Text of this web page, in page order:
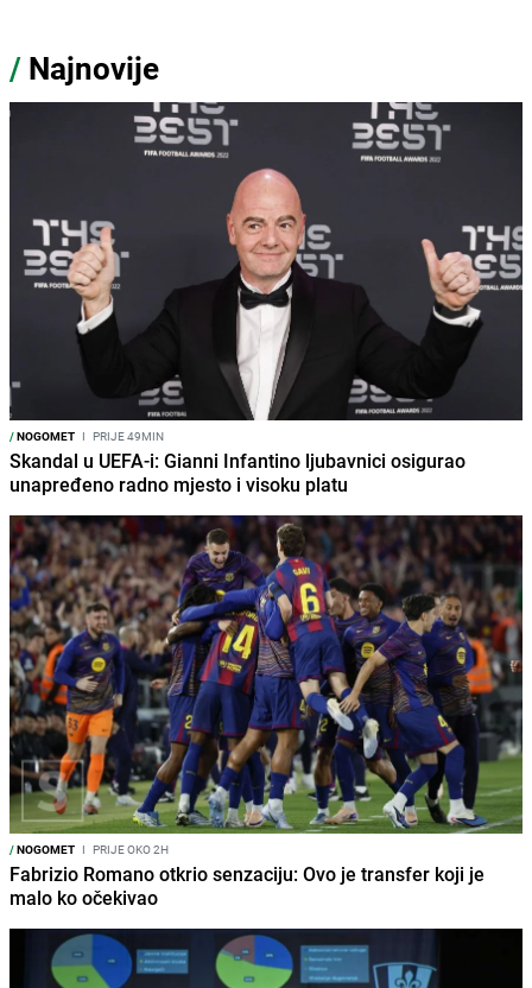
/ Najnovije
/NOGOMET I PRIJE 49MIN
Skandal u UEFA-i: Gianni Infantino ljubavnici osigurao
unapređeno radno mjesto i visoku platu
/NOGOMET I PRIJE OKO 2H
Fabrizio Romano otkrio senzaciju: Ovo je transfer koji je
malo ko očekivao